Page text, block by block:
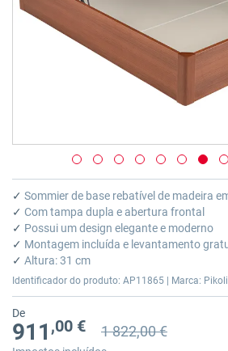
Saltar
para
o
início
da
Galeria
de
✓ Sommier de base rebatível de madeira
✓ Com tampa dupla e abertura frontal
✓ Possui um design elegante e moderno
✓ Montagem incluída e levantamento
✓ Altura: 31 cm
Identificador do produto: AP11865 | Marca:
De
911 ,00 € Preço anterior
Preço anterior 1 822,00 €
1 822,00 €